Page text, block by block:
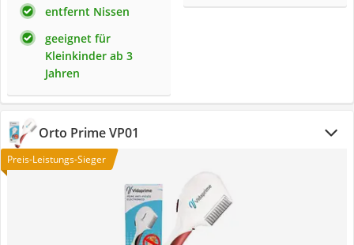
entfernt Nissen
geeignet für
Kleinkinder ab 3
Jahren
Orto Prime VP01
Preis-Leistungs-Sieger